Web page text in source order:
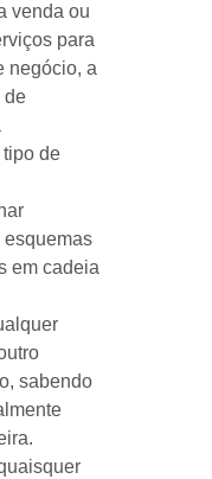
venda ou
para
negócio, a
de
de
esquemas
em cadeia
sabendo